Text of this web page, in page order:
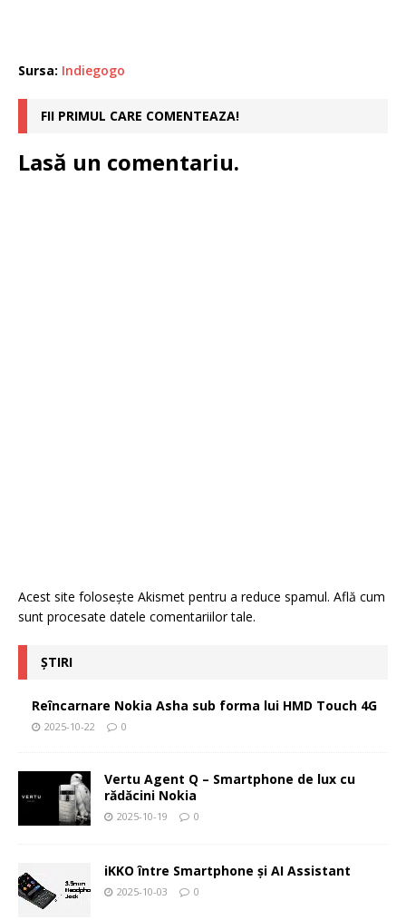
Sursa: Indiegogo
FII PRIMUL CARE COMENTEAZA!
Lasă un comentariu.
Acest site folosește Akismet pentru a reduce spamul. Află cum
sunt procesate datele comentariilor tale.
ȘTIRI
Reîncarnare Nokia Asha sub forma lui HMD Touch 4G
2025-10-22 0
Vertu Agent Q – Smartphone de lux cu
rădăcini Nokia
2025-10-19 0
iKKO între Smartphone și AI Assistant
2025-10-03 0